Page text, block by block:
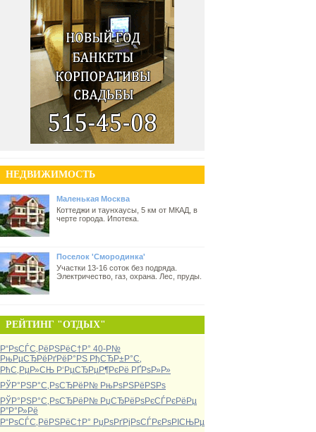
НЕДВИЖИМОСТЬ
Маленькая Москва
Коттеджи и таунхаусы, 5 км от МКАД, в
черте города. Ипотека.
Поселок 'Смородинка'
Участки 13-16 соток без подряда.
Электричество, газ, охрана. Лес, пруды.
РЕЙТИНГ "ОТДЫХ"
Р“РѕСЃС‚РёРЅРёС†Р° 40-Р№
РњРµСЂРёРґРёР°РЅ РђСЂР±Р°С‚
РћС‚РµР»СЊ Р‘РµСЂРµР¶РєРё РҐРѕР»Р»
РЎР°РЅР°С‚РѕСЂРёР№ РњРѕРЅРёРЅРѕ
РЎР°РЅР°С‚РѕСЂРёР№ РџСЂРёРѕРєСЃРєРёРµ
Р”Р°Р»Рё
Р“РѕСЃС‚РёРЅРёС†Р° РџРѕРґРјРѕСЃРєРѕРІСЊРµ